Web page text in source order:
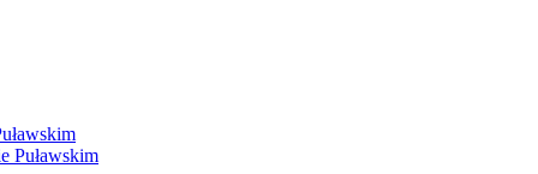
Puławskim